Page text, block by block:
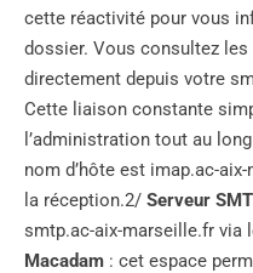
cette réactivité pour vous
dossier. Vous consultez
directement depuis votre
Cette liaison constante
l’administration tout au
nom d’hôte est imap.ac-
la réception.2/ Serveur
smtp.ac-aix-marseille.fr via
Macadam : cet espace